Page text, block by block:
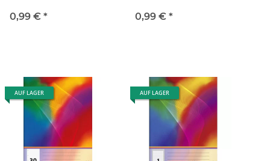
0,99 € * 0,99 € *
AUF LAGER AUF LAGER